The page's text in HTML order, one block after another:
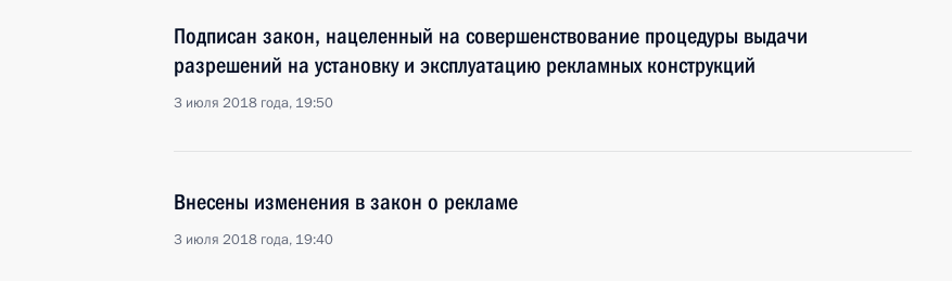
Подписан закон, нацеленный на совершенствование процедуры выдачи
разрешений на установку и эксплуатацию рекламных конструкций
3 июля 2018 года, 19:50
Внесены изменения в закон о рекламе
3 июля 2018 года, 19:40